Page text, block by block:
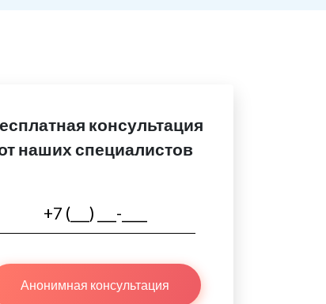
консультация
наших специалистов
Анонимная консультация